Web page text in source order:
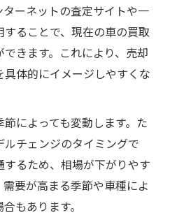
ーネットの査定サイトや一
ることで、現在の車の買取
きます。これにより、売却
体的にイメージしやすくな
によっても変動します。た
チェンジのタイミングで
るため、相場が下がりやす
要が高まる季節や車種によ
もあります。